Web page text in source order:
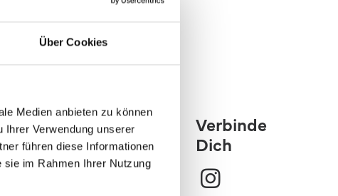
Über Cookies
Medien anbieten zu können
Ihrer Verwendung unserer
führen diese Informationen
sie im Rahmen Ihrer Nutzung
Straße 7,
Verbinde
Dich